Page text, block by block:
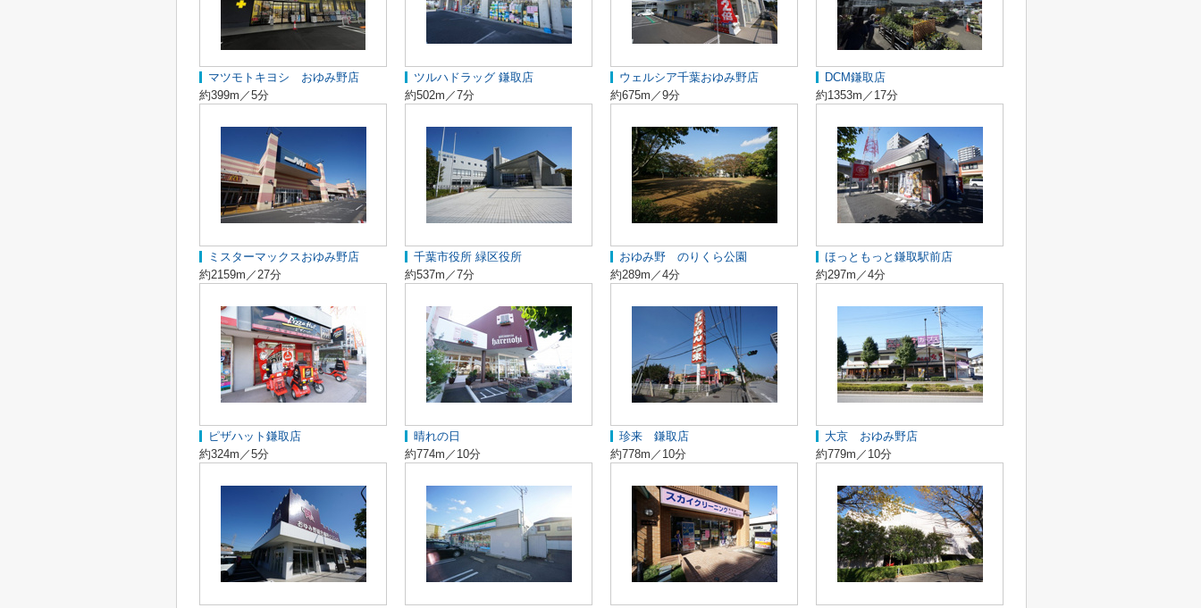
マツモトキヨシ おゆみ野店
約399m／5分
ツルハドラッグ 鎌取店
約502m／7分
ウェルシア千葉おゆみ野店
約675m／9分
DCM鎌取店
約1353m／17分
ミスターマックスおゆみ野店
約2159m／27分
千葉市役所 緑区役所
約537m／7分
おゆみ野 のりくら公園
約289m／4分
ほっともっと鎌取駅前店
約297m／4分
ピザハット鎌取店
約324m／5分
晴れの日
約774m／10分
珍来 鎌取店
約778m／10分
大京 おゆみ野店
約779m／10分